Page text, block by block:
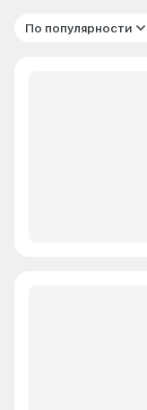
По популярности